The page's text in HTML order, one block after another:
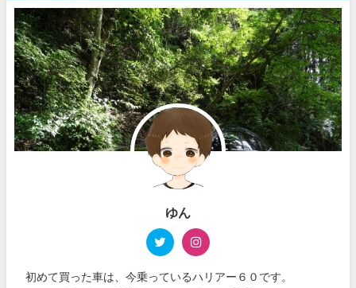
ゆん
初めて買った車は、今乗っているハリアー６０です。